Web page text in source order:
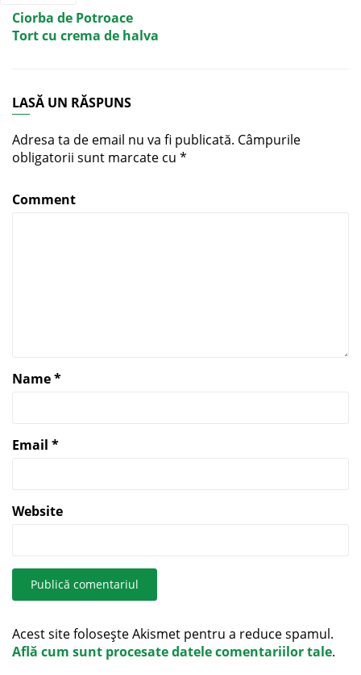
Ciorba de Potroace
Tort cu crema de halva
LASĂ UN RĂSPUNS
Adresa ta de email nu va fi publicată. Câmpurile
obligatorii sunt marcate cu *
Comment
Name*
Email *
Website
Acest site folosește Akismet pentru a reduce spamul.
Află cum sunt procesate datele comentariilor tale.